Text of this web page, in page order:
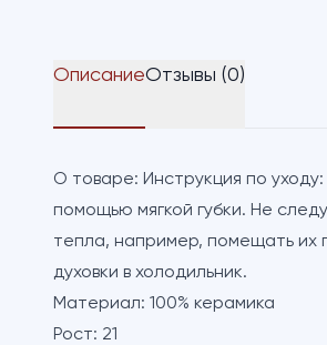
ОписаниеОтзывы (0)
О товаре: Инструкция по
помощью мягкой губки. Не
тепла, например, помещать их
духовки в холодильник.
Материал: 100% керамика
Рост: 21